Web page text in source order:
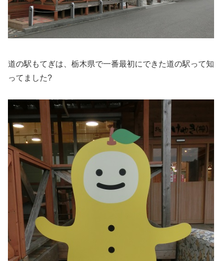
道の駅もてぎは、栃木県で一番最初にできた道の駅って知
ってました?